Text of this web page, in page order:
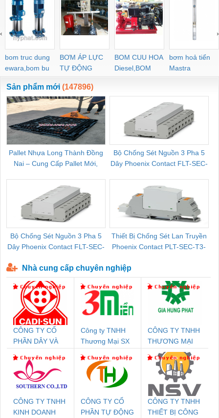
bom truc dung
ewara,bom bu
ewara
BƠM ÁP LỰC
TỰ ĐỘNG
BOM CUU HOA
Diesel,BOM
CHUA CHAY
bơm hoả tiển
Mastra
‹ ›
Sản phẩm mới (147896)
Pallet Nhựa Long Thành Đồng
Nai – Cung Cấp Pallet Mới,
Bộ Chống Sét Nguồn 3 Pha 5
Dây Phoenix Contact FLT-SEC-
Bộ Chống Sét Nguồn 3 Pha 5
Dây Phoenix Contact FLT-SEC-
Thiết Bị Chống Sét Lan Truyền
Phoenix Contact PLT-SEC-T3-
Nhà cung cấp chuyên nghiệp
CÔNG TY CỔ
PHẦN DÂY VÀ
THƯỢNG ĐÌNH
Công ty TNHH
Thương Mại SX
CÔNG TY TNHH
THƯƠNG MẠI
DỊCH VỤ KỸ
THUẬT ĐIỆN CƠ
GIA HƯNG
PHÁT
CÔNG TY TNHH
KINH DOANH
CÔNG TY CỔ
PHẦN TỰ ĐỘNG
CÔNG TY TNHH
THIẾT BỊ CÔNG